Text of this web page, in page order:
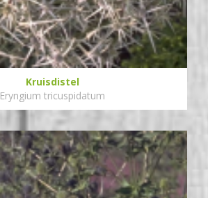
Kruisdistel
Eryngium tricuspidatum